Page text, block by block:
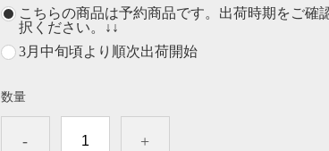
こちらの商品は予約商品です。出荷時期をご確
択ください。↓↓
3月中旬頃より順次出荷開始
数量
- +